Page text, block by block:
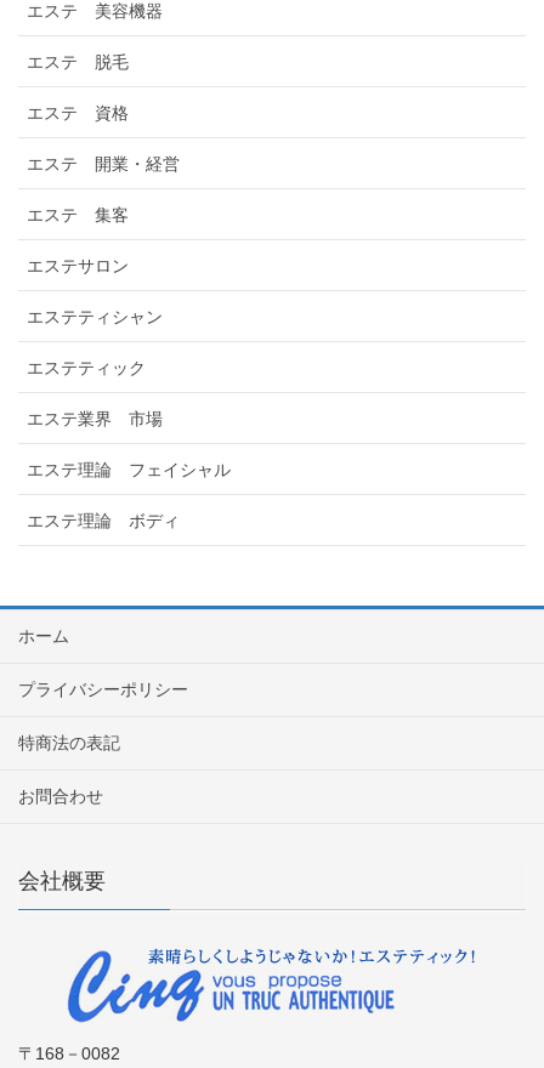
エステ 美容機器
エステ 脱毛
エステ 資格
エステ 開業・経営
エステ 集客
エステサロン
エステティシャン
エステティック
エステ業界 市場
エステ理論 フェイシャル
エステ理論 ボディ
ホーム
プライバシーポリシー
特商法の表記
お問合わせ
会社概要
〒168－0082